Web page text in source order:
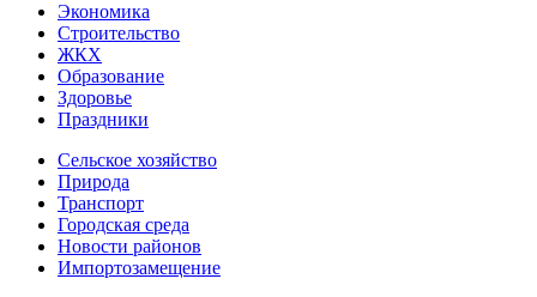
Экономика
Строительство
ЖКХ
Образование
Здоровье
Праздники
Сельское хозяйство
Природа
Транспорт
Городская среда
Новости районов
Импортозамещение